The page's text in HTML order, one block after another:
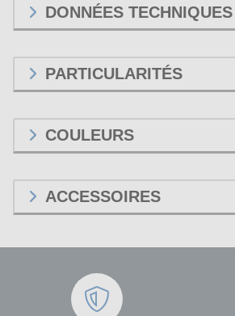
DONNÉES TECHNIQUES
PARTICULARITÉS
COULEURS
ACCESSOIRES